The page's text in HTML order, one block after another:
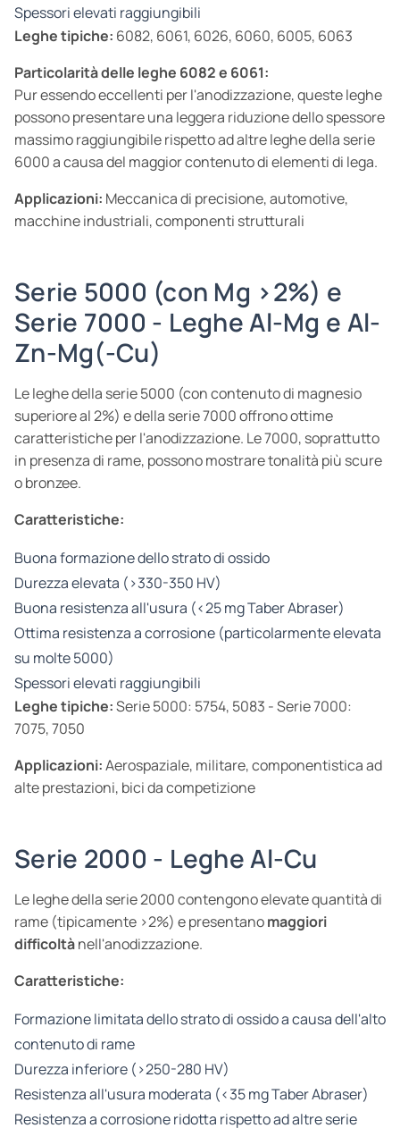
Spessori elevati raggiungibili
Leghe tipiche: 6082, 6061, 6026, 6060, 6005, 6063
Particolarità delle leghe 6082 e 6061:
Pur essendo eccellenti per l'anodizzazione, queste leghe
possono presentare una leggera riduzione dello spessore
massimo raggiungibile rispetto ad altre leghe della serie
6000 a causa del maggior contenuto di elementi di lega.
Applicazioni: Meccanica di precisione, automotive,
macchine industriali, componenti strutturali
Serie 5000 (con Mg >2%) e
Serie 7000 - Leghe Al-Mg e Al-
Zn-Mg(-Cu)
Le leghe della serie 5000 (con contenuto di magnesio
superiore al 2%) e della serie 7000 offrono ottime
caratteristiche per l'anodizzazione. Le 7000, soprattutto
in presenza di rame, possono mostrare tonalità più scure
o bronzee.
Caratteristiche:
Buona formazione dello strato di ossido
Durezza elevata (>330-350 HV)
Buona resistenza all'usura (<25 mg Taber Abraser)
Ottima resistenza a corrosione (particolarmente elevata
su molte 5000)
Spessori elevati raggiungibili
Leghe tipiche:Serie 5000: 5754, 5083 - Serie 7000:
7075, 7050
Applicazioni:Aerospaziale, militare, componentistica ad
alte prestazioni, bici da competizione
Serie 2000 - Leghe Al-Cu
Le leghe della serie 2000 contengono elevate quantità di
rame (tipicamente >2%) e presentanomaggiori
difficoltànell'anodizzazione.
Caratteristiche:
Formazione limitata dello strato di ossido a causa dell'alto
contenuto di rame
Durezza inferiore (>250-280 HV)
Resistenza all'usura moderata (<35 mg Taber Abraser)
Resistenza a corrosione ridotta rispetto ad altre serie